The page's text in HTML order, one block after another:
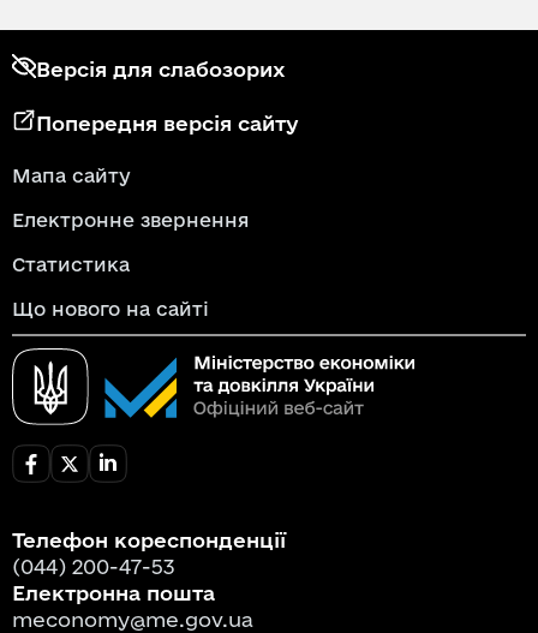
Версія для слабозорих
Попередня версія сайту
Мапа сайту
Електронне звернення
Статистика
Що нового на сайті
Телефон кореспонденції
(044) 200-47-53
Електронна пошта
meconomy@me.gov.ua